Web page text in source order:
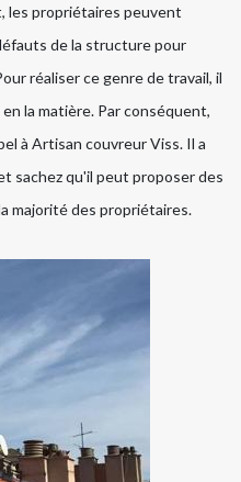
les propriétaires peuvent
de la structure pour
réaliser ce genre de travail, il
la matière. Par conséquent,
à Artisan couvreur Viss. Il a
sachez qu'il peut proposer des
majorité des propriétaires.